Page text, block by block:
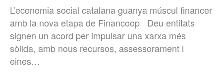
L’economia social catalana guanya múscul financer
amb la nova etapa de Financoop Deu entitats
signen un acord per impulsar una xarxa més
sòlida, amb nous recursos, assessorament i
eines…